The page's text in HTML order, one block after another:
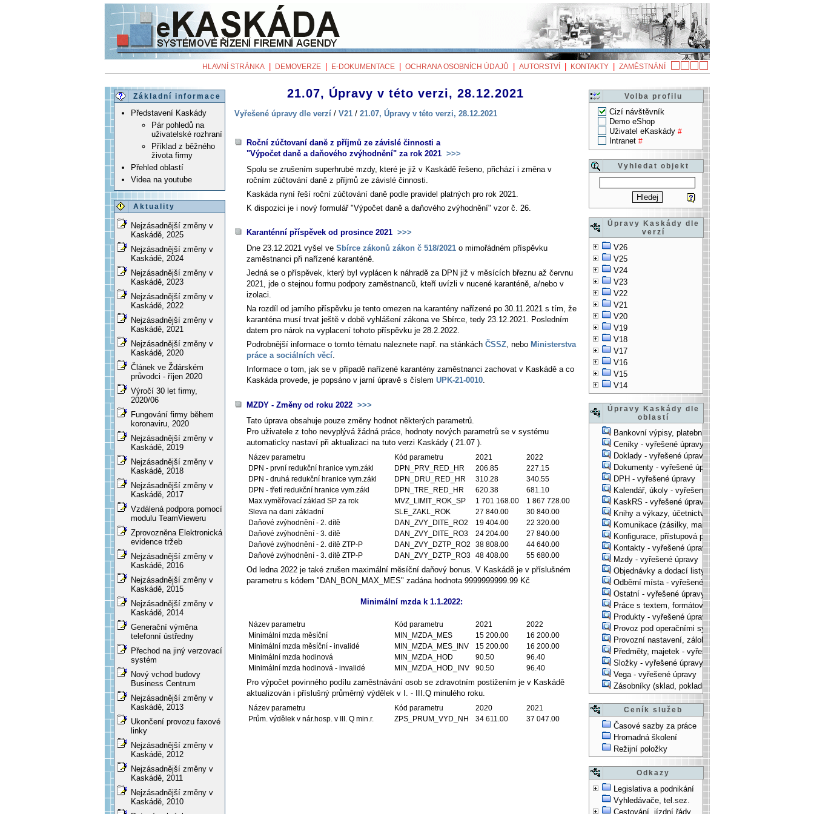
HLAVNÍ STRÁNKA DEMOVERZE E-DOKUMENTACE OCHRANA OSOBNÍCH ÚDAJŮ AUTORSTVÍ KONTAKTY ZAMĚSTNÁNÍ
Základní informace
Představení Kaskády
Pár pohledů na
uživatelské rozhraní
Příklad z běžného
života firmy
Přehled oblastí
Videa na youtube
Aktuality
Nejzásadnější změny v
Kaskádě, 2025
Nejzásadnější změny v
Kaskádě, 2024
Nejzásadnější změny v
Kaskádě, 2023
Nejzásadnější změny v
Kaskádě, 2022
Nejzásadnější změny v
Kaskádě, 2021
Nejzásadnější změny v
Kaskádě, 2020
Článek ve Ždárském
průvodci - říjen 2020
Výročí 30 let firmy,
2020/06
Fungování firmy během
koronaviru, 2020
Nejzásadnější změny v
Kaskádě, 2019
Nejzásadnější změny v
Kaskádě, 2018
Nejzásadnější změny v
Kaskádě, 2017
Vzdálená podpora pomocí
modulu TeamVieweru
Zprovozněna Elektronická
evidence tržeb
Nejzásadnější změny v
Kaskádě, 2016
Nejzásadnější změny v
Kaskádě, 2015
Nejzásadnější změny v
Kaskádě, 2014
Generační výměna
telefonní ústředny
Přechod na jiný verzovací
systém
Nový vchod budovy
Business Centrum
Nejzásadnější změny v
Kaskádě, 2013
Ukončení provozu faxové
linky
Nejzásadnější změny v
Kaskádě, 2012
Nejzásadnější změny v
Kaskádě, 2011
Nejzásadnější změny v
Kaskádě, 2010
Volba profilu
Cizí návštěvník
Demo eShop
Uživatel eKaskády #
Intranet #
Vyhledat objekt
Úpravy Kaskády dle
verzí
V26
V25
V24
V23
V22
V21
V20
V19
V18
V17
V16
V15
V14
Úpravy Kaskády dle
oblastí
Bankovní výpisy, platební příkazy - vyřešené úpravy
Ceníky - vyřešené úpravy
Doklady - vyřešené úpravy
Dokumenty - vyřešené úpravy
DPH - vyřešené úpravy
Kalendář, úkoly - vyřešené úpravy
KaskRS - vyřešené úpravy
Knihy a výkazy, účetnictví - vyřešené úpravy
Komunikace (zásilky, mail-systém, ...) - vyřešené úpravy
Konfigurace, přístupová práva, ... - vyřešené úpravy
Kontakty - vyřešené úpravy
Mzdy - vyřešené úpravy
Objednávky a dodací listy - vyřešené úpravy
Odběrní místa - vyřešené úpravy
Ostatní - vyřešené úpravy
Práce s textem, formátování, ... - vyřešené úpravy
Produkty - vyřešené úpravy
Provoz pod operačními systémy, technologické věci -
Provozní nastavení, zálohování, instalace, ... -
Předměty, majetek - vyřešené úpravy
Složky - vyřešené úpravy
Vega - vyřešené úpravy
Zásobníky (sklad, pokladna, bank. účet) - vyřešené
Ceník služeb
Časové sazby za práce
Hromadná školení
Režijní položky
Odkazy
Legislativa a podnikání
Vyhledávače, tel.sez.
Cestování, jízdní řády
21.07, Úpravy v této verzi, 28.12.2021
Vyřešené úpravy dle verzí / V21 / 21.07, Úpravy v této verzi, 28.12.2021
Roční zúčtovaní daně z příjmů ze závislé činnosti a
"Výpočet daně a daňového zvýhodnění" za rok 2021 >>>
Spolu se zrušením superhrubé mzdy, které je již v Kaskádě řešeno, přichází i změna v
ročním zúčtování daně z příjmů ze závislé činnosti.
Kaskáda nyní řeší roční zúčtování daně podle pravidel platných pro rok 2021.
K dispozici je i nový formulář "Výpočet daně a daňového zvýhodnění" vzor č. 26.
Karanténní příspěvek od prosince 2021 >>>
Dne 23.12.2021 vyšel ve Sbírce zákonů zákon č 518/2021 o mimořádném příspěvku
zaměstnanci při nařízené karanténě.
Jedná se o příspěvek, který byl vyplácen k náhradě za DPN již v měsících březnu až červnu
2021, jde o stejnou formu podpory zaměstnanců, kteří uvízli v nucené karanténě, a/nebo v
izolaci.
Na rozdíl od jarního příspěvku je tento omezen na karantény nařízené po 30.11.2021 s tím, že
karanténa musí trvat ještě v době vyhlášení zákona ve Sbírce, tedy 23.12.2021. Posledním
datem pro nárok na vyplacení tohoto příspěvku je 28.2.2022.
Podrobnější informace o tomto tématu naleznete např. na stánkách ČSSZ, nebo Ministerstva
práce a sociálních věcí.
Informace o tom, jak se v případě nařízené karantény zaměstnanci zachovat v Kaskádě a co
Kaskáda provede, je popsáno v jarní úpravě s číslem UPK-21-0010.
MZDY - Změny od roku 2022 >>>
Tato úprava obsahuje pouze změny hodnot některých parametrů.
Pro uživatele z toho nevyplývá žádná práce, hodnoty nových parametrů se v systému
automaticky nastaví při aktualizaci na tuto verzi Kaskády ( 21.07 ).
Název parametru Kód parametru 2021
2022
DPN - první redukční hranice vym.zákl
DPN_PRV_RED_HR 206.85
227.15
DPN - druhá redukční hranice vym.zákl
DPN_DRU_RED_HR 310.28
340.55
DPN - třetí redukční hranice vym.zákl
DPN_TRE_RED_HR 620.38
681.10
Max.vyměřovací základ SP za rok
MVZ_LIMIT_ROK_SP 1 701 168.00
1 867 728.00
Sleva na dani základní
SLE_ZAKL_ROK 27 840.00
30 840.00
Daňové zvýhodnění - 2. dítě
DAN_ZVY_DITE_RO2 19 404.00
22 320.00
Daňové zvýhodnění - 3. dítě
DAN_ZVY_DITE_RO3 24 204.00
27 840.00
Daňové zvýhodnění - 2. dítě ZTP-P
DAN_ZVY_DZTP_RO2 38 808.00
44 640.00
Daňové zvýhodnění - 3. dítě ZTP-P
DAN_ZVY_DZTP_RO3 48 408.00 55 680.00
Od ledna 2022 je také zrušen maximální měsíční daňový bonus. V Kaskádě je v příslušném
parametru s kódem "DAN_BON_MAX_MES" zadána hodnota 9999999999.99 Kč
Minimální mzda k 1.1.2022:
Název parametru Kód parametru 2021
2022
Minimální mzda měsíční
MIN_MZDA_MES 15 200.00
16 200.00
Minimální mzda měsíční - invalidé
MIN_MZDA_MES_INV 15 200.00
16 200.00
Minimální mzda hodinová
MIN_MZDA_HOD 90.50
96.40
Minimální mzda hodinová - invalidé
MIN_MZDA_HOD_INV 90.50 96.40
Pro výpočet povinného podílu zaměstnávání osob se zdravotním postižením je v Kaskádě
aktualizován i příslušný průměrný výdělek v I. - III.Q minulého roku.
Název parametru Kód parametru 2020
2021
Prům. výdělek v nár.hosp. v III. Q min.r.
ZPS_PRUM_VYD_NH 34 611.00 37 047.00